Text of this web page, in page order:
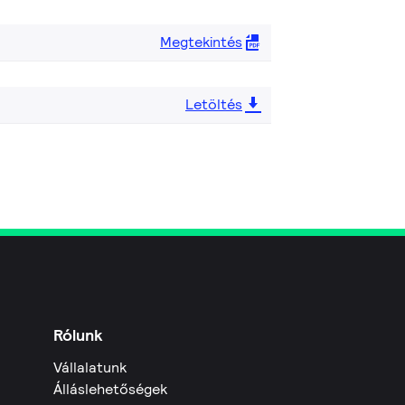
Megtekintés
Letöltés
Rólunk
Vállalatunk
Álláslehetőségek